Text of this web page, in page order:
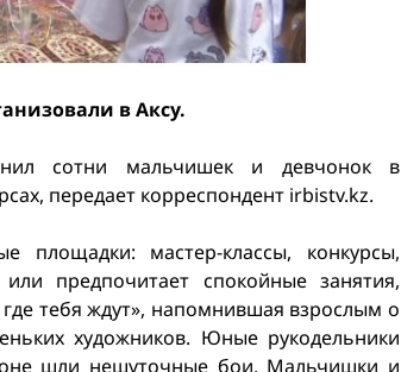
в Аксу.
сотни мальчишек и девчонок в
передает корреспондент irbistv.kz.
площадки: мастер-классы, конкурсы,
предпочитает спокойные занятия,
тебя ждут», напомнившая взрослым о
художников. Юные рукодельники
шли нешуточные бои. Мальчишки и